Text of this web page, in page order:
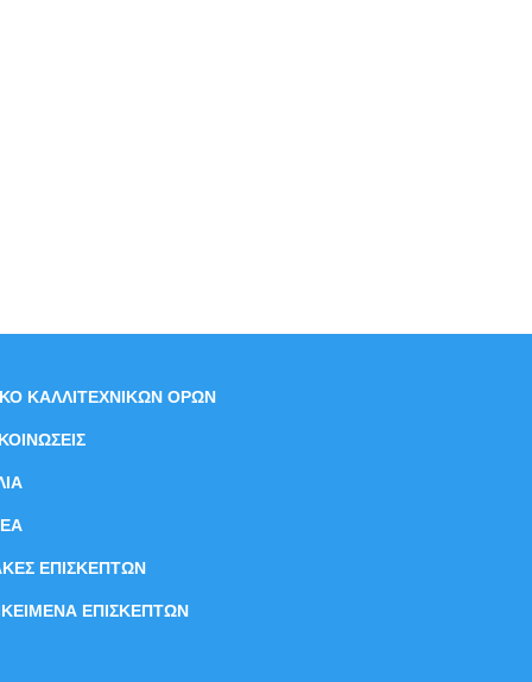
ΚΑΛΛΙΤΕΧΝΙΚΩΝ ΟΡΩΝ
ΕΠΙΣΚΕΠΤΩΝ
ΕΠΙΣΚΕΠΤΩΝ